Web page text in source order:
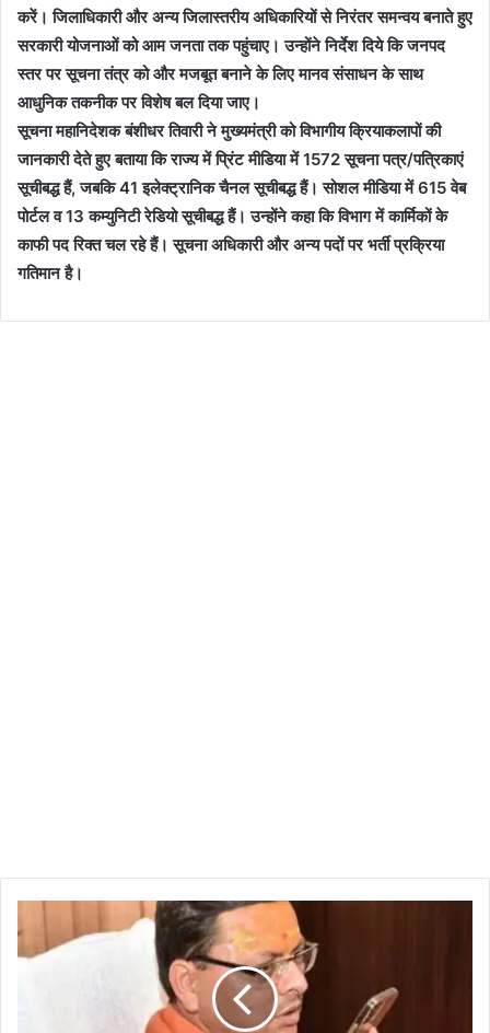
करें। जिलाधिकारी और अन्य जिलास्तरीय अधिकारियों से निरंतर समन्वय बनाते हुए
सरकारी योजनाओं को आम जनता तक पहुंचाए। उन्होंने निर्देश दिये कि जनपद
स्तर पर सूचना तंत्र को और मजबूत बनाने के लिए मानव संसाधन के साथ
आधुनिक तकनीक पर विशेष बल दिया जाए।
सूचना महानिदेशक बंशीधर तिवारी ने मुख्यमंत्री को विभागीय क्रियाकलापों की
जानकारी देते हुए बताया कि राज्य में प्रिंट मीडिया में 1572 सूचना पत्र/पत्रिकाएं
सूचीबद्ध हैं, जबकि 41 इलेक्ट्रानिक चैनल सूचीबद्ध हैं। सोशल मीडिया में 615 वेब
पोर्टल व 13 कम्युनिटी रेडियो सूचीबद्ध हैं। उन्होंने कहा कि विभाग में कार्मिकों के
काफी पद रिक्त चल रहे हैं। सूचना अधिकारी और अन्य पदों पर भर्ती प्रक्रिया
गतिमान है।